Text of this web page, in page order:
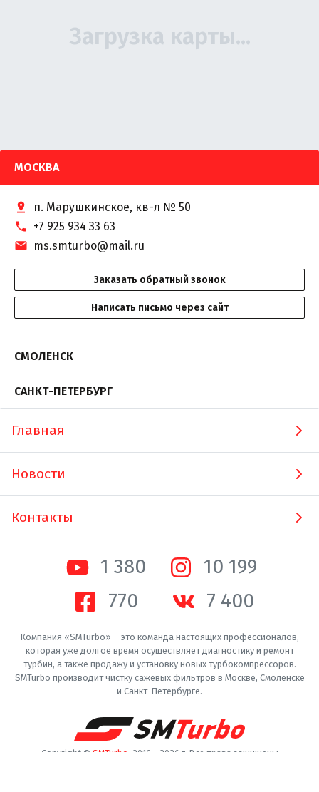
МОСКВА
п. Марушкинское, кв-л № 50
+7 925 934 33 63
ms.smturbo@mail.ru
Заказать обратный звонок
Написать письмо через сайт
СМОЛЕНСК
САНКТ-ПЕТЕРБУРГ
Главная
Новости
Контакты
1 380
10 200
770
7 400
Компания «SMTurbo» – это команда настоящих профессионалов,
которая уже долгое время осуществляет диагностику и ремонт
турбин, а также продажу и установку новых турбокомпрессоров.
SMTurbo производит чистку сажевых фильтров в Москве, Смоленске
и Санкт-Петербурге.
Copyright © SMTurbo . 2016 - 2026 г. Все права защищены